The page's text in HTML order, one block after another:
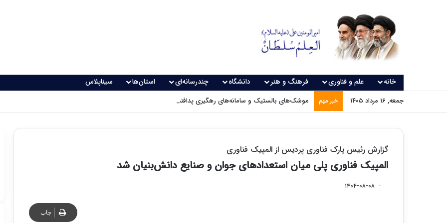
خانه علم و فناوری فرهنگ و هنر دانشگاه چندرسانه‌ای استان‌ها سیناپلاس
جمعه, ۱۶ مرداد ۱۴۰۵ خبر مهم موشک‌های بالستیک و سامانه‌های رهگیری پدافندی چگونه کار می کنند؟
گزارش رئیس پارک فناوری پردیس از المپیک فناوری
المپیک فناوری پلی میان استعدادهای جوان و صنایع دانش‌بنیان شد
۱۴۰۴-۰۸-۰۸
چاپ